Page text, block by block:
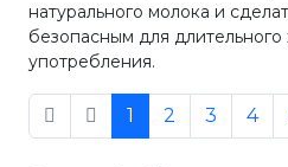
натурального молока и
безопасным для длительного
употребления.
1 2 3 4